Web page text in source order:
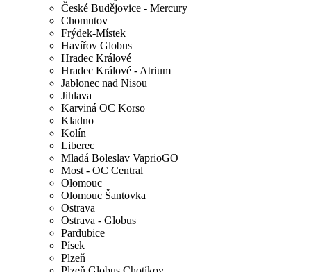
České Budějovice - Mercury
Chomutov
Frýdek-Místek
Havířov Globus
Hradec Králové
Hradec Králové - Atrium
Jablonec nad Nisou
Jihlava
Karviná OC Korso
Kladno
Kolín
Liberec
Mladá Boleslav VaprioGO
Most - OC Central
Olomouc
Olomouc Šantovka
Ostrava
Ostrava - Globus
Pardubice
Písek
Plzeň